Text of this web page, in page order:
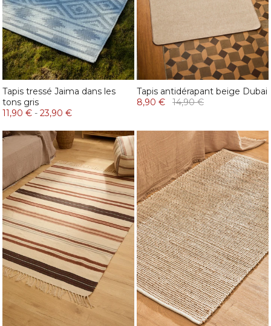
Tapis tressé Jaima dans les
tons gris
11,90 € - 23,90 €
Tapis antidérapant beige Dubai
8,90 €
14,90 €